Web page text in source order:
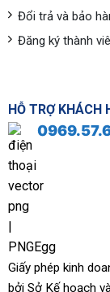
Đổi trả và bảo
Đăng ký thành
HỖ TRỢ KHÁCH
Giấy phép kinh
bởi Sở Kế hoạch